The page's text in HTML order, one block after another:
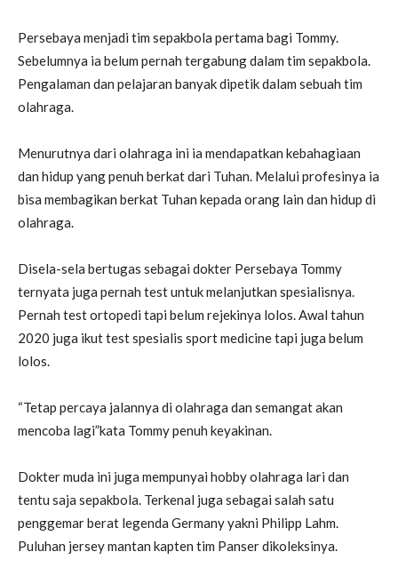
Persebaya menjadi tim sepakbola pertama bagi Tommy.
Sebelumnya ia belum pernah tergabung dalam tim sepakbola.
Pengalaman dan pelajaran banyak dipetik dalam sebuah tim
olahraga.
Menurutnya dari olahraga ini ia mendapatkan kebahagiaan
dan hidup yang penuh berkat dari Tuhan. Melalui profesinya ia
bisa membagikan berkat Tuhan kepada orang lain dan hidup di
olahraga.
Disela-sela bertugas sebagai dokter Persebaya Tommy
ternyata juga pernah test untuk melanjutkan spesialisnya.
Pernah test ortopedi tapi belum rejekinya lolos. Awal tahun
2020 juga ikut test spesialis sport medicine tapi juga belum
lolos.
“Tetap percaya jalannya di olahraga dan semangat akan
mencoba lagi”kata Tommy penuh keyakinan.
Dokter muda ini juga mempunyai hobby olahraga lari dan
tentu saja sepakbola. Terkenal juga sebagai salah satu
penggemar berat legenda Germany yakni Philipp Lahm.
Puluhan jersey mantan kapten tim Panser dikoleksinya.